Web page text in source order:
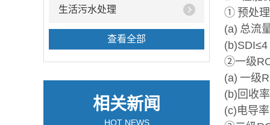
生活污水处理
查看全部
相关新闻
HOT NEWS
① 预处理
(a) 总流
(b)SDI≤4
②一级
(a) 一级
(b)回收
(c)电导